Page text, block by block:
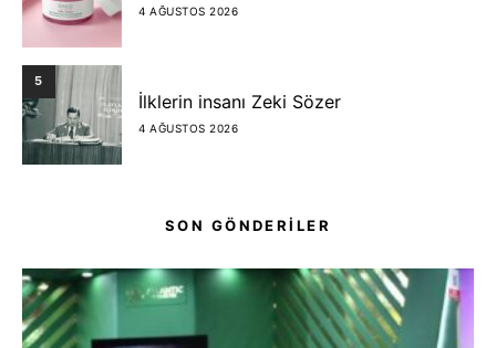
4 AĞUSTOS 2026
5
İlklerin insanı Zeki Sözer
4 AĞUSTOS 2026
SON GÖNDERİLER